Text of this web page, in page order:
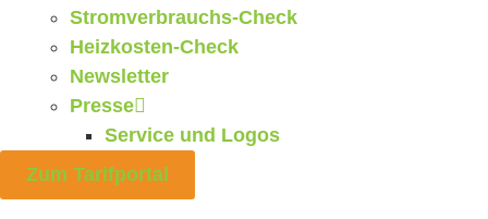
Stromverbrauchs-Check
Heizkosten-Check
Newsletter
Presse
Service und Logos
Zum Tarifportal